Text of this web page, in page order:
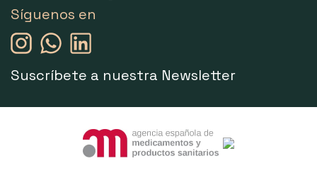
Síguenos en
Suscríbete a nuestra Newsletter